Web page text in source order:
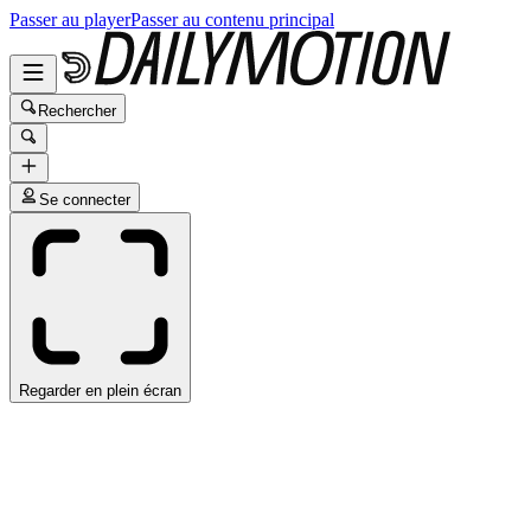
Passer au playerPasser au contenu principal
Rechercher
Se connecter
Regarder en plein écran